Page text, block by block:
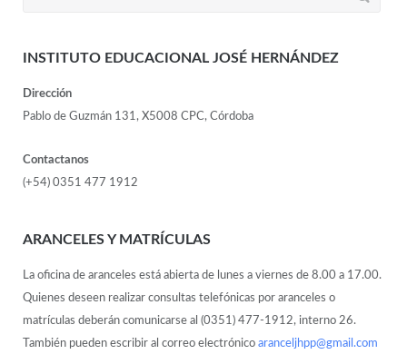
INSTITUTO EDUCACIONAL JOSÉ HERNÁNDEZ
Dirección
Pablo de Guzmán 131, X5008 CPC, Córdoba
Contactanos
(+54) 0351 477 1912
ARANCELES Y MATRÍCULAS
La oficina de aranceles está abierta de lunes a viernes de 8.00 a 17.00.
Quienes deseen realizar consultas telefónicas por aranceles o
matrículas deberán comunicarse al (0351) 477-1912, interno 26.
También pueden escribir al correo electrónico aranceljhpp@gmail.com